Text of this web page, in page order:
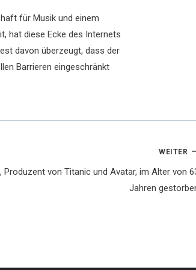
für Musik und einem
hat diese Ecke des Internets
davon überzeugt, dass der
Barrieren eingeschränkt
WEITER
Produzent von Titanic und Avatar, im Alter von
Jahren